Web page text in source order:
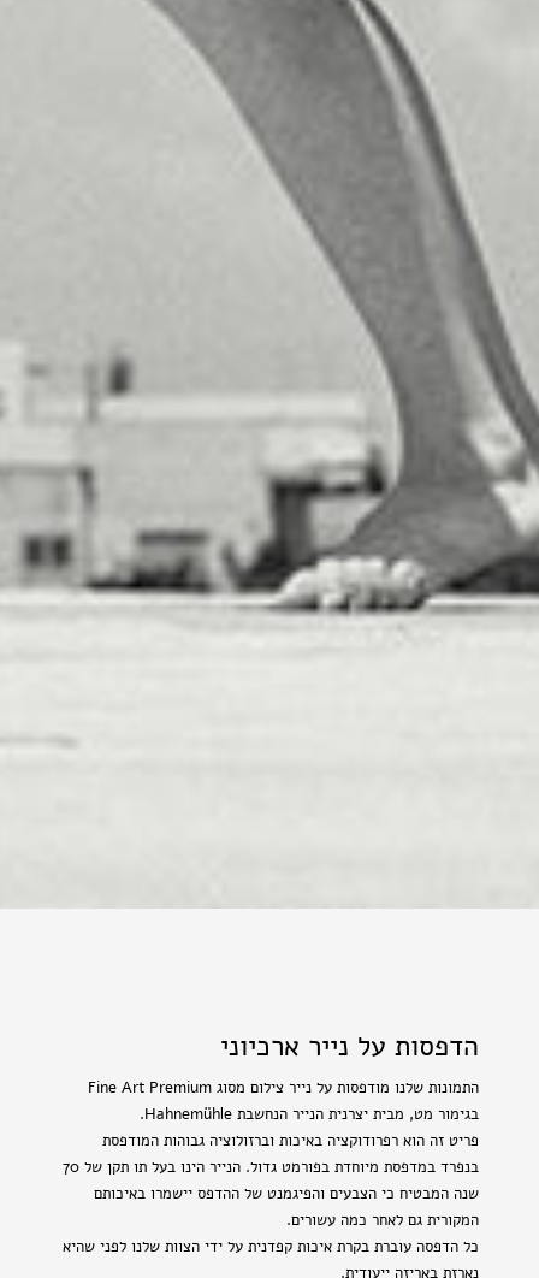
הדפסות על נייר ארכיוני
התמונות שלנו מודפסות על נייר צילום מסוג Fine Art Premium
בגימור מט, מבית יצרנית הנייר הנחשבת Hahnemühle.
פריט זה הוא רפרודוקציה באיכות וברזולוציה גבוהות המודפסת
בנפרד במדפסת מיוחדת בפורמט גדול. הנייר הינו בעל תו תקן של 70
שנה המבטיח כי הצבעים והפיגמנט של ההדפס יישמרו באיכותם
המקורית גם לאחר כמה עשורים.
כל הדפסה עוברת בקרת איכות קפדנית על ידי הצוות שלנו לפני שהיא